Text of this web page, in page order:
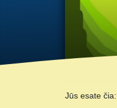
Jūs esate čia: